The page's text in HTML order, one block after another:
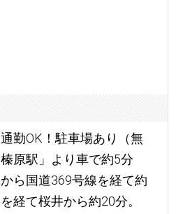
勤OK！駐車場あり（無
原駅」より車で約5分
ら国道369号線を経て約
経て桜井から約20分。